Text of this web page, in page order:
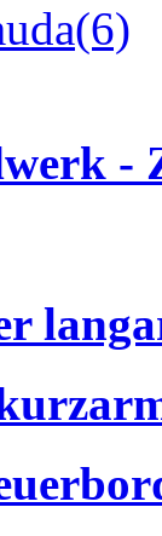
(6)
-